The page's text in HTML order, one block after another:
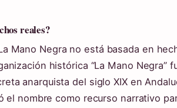
reales?
Mano Negra no está basada en
histórica “La Mano Negra”
anarquista del siglo XIX en
el nombre como recurso narrativo